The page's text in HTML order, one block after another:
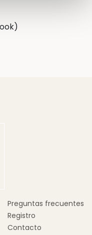
Preguntas frecuentes
Registro
Contacto